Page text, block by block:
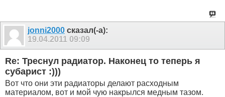
jonni2000 сказал(-а):
19.04.2011 09:09
Re: Треснул радиатор. Наконец то теперь я
субарист :)))
Вот что они эти радиаторы делают расходным
материалом, вот и мой чую накрылся медным тазом.